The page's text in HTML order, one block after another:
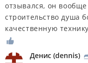
отзывался, он
строительство душа
качественную
Денис (dennis)